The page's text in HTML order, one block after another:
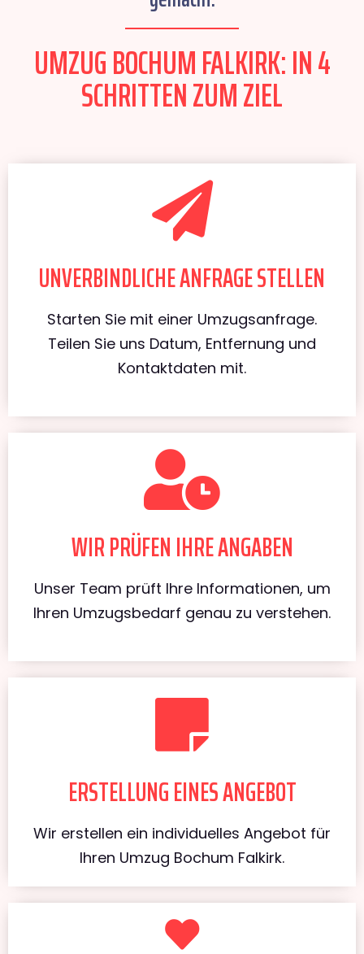
UMZUG BOCHUM FALKIRK: IN 4
SCHRITTEN ZUM ZIEL
UNVERBINDLICHE ANFRAGE STELLEN
Starten Sie mit einer Umzugsanfrage.
Teilen Sie uns Datum, Entfernung und
Kontaktdaten mit.
WIR PRÜFEN IHRE ANGABEN
Unser Team prüft Ihre Informationen, um
Ihren Umzugsbedarf genau zu verstehen.
ERSTELLUNG EINES ANGEBOT
Wir erstellen ein individuelles Angebot für
Ihren Umzug Bochum Falkirk.